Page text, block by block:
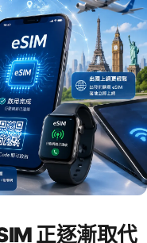
正逐漸取代